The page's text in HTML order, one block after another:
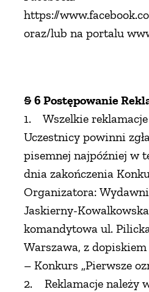
https://
oraz/lub na portalu
§ 6 Postępowanie
1. Wszelkie
Uczestnicy powinni
pisemnej najpóźniej w
dnia zakończenia
Organizatora:
Jaskierny-Kowalkowska
komandytowa ul.
Warszawa, z
– Konkurs „Pierwsze
2. Reklamacje należy